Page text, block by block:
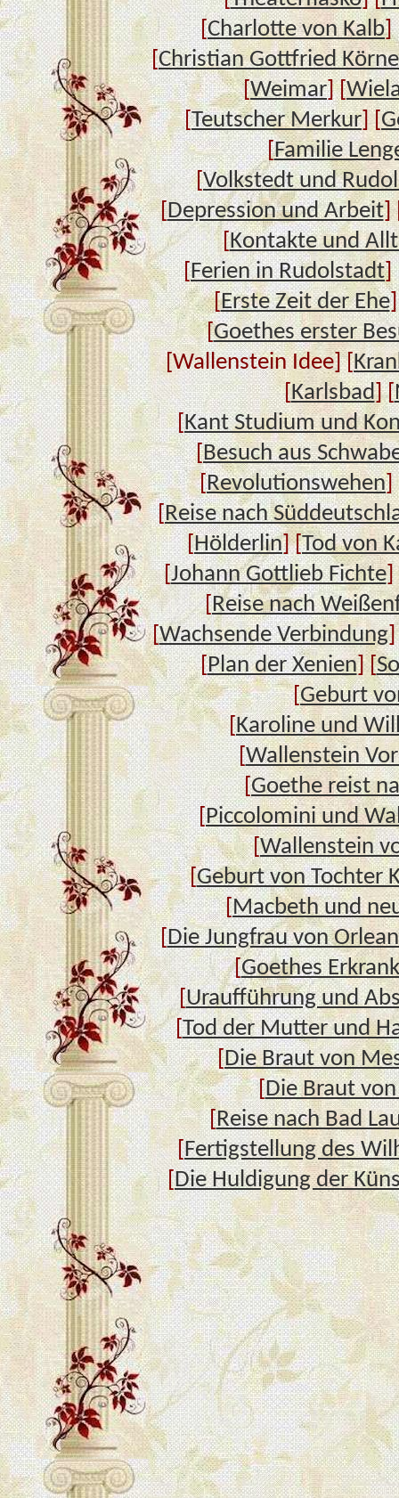
[Charlotte von Kalb]
[Christian Gottfried
[Weimar] [
[Teutscher Merkur] [
[Familie
[Volkstedt und
[Depression und Arbeit]
[Kontakte und
[Ferien in Rudolstadt]
[Erste Zeit der Ehe
[Goethes erster
[Wallenstein Idee] [
[Karlsbad] [
[Kant Studium und
[Besuch aus
[Revolutionswehen]
[Reise nach
[Hölderlin] [Tod von
[Johann Gottlieb Fichte]
[Reise nach
[Wachsende Verbindung]
[Plan der Xenien] [
[Geburt
[Karoline und
[Wallenstein
[Goethe reist
[Piccolomini und
[Wallenstein
[Geburt von Tochter
[Macbeth und
[Die Jungfrau von
[Goethes
[Uraufführung und
[Tod der Mutter und
[Die Braut von
[Die Braut
[Reise nach Bad
[Fertigstellung des
[Die Huldigung der